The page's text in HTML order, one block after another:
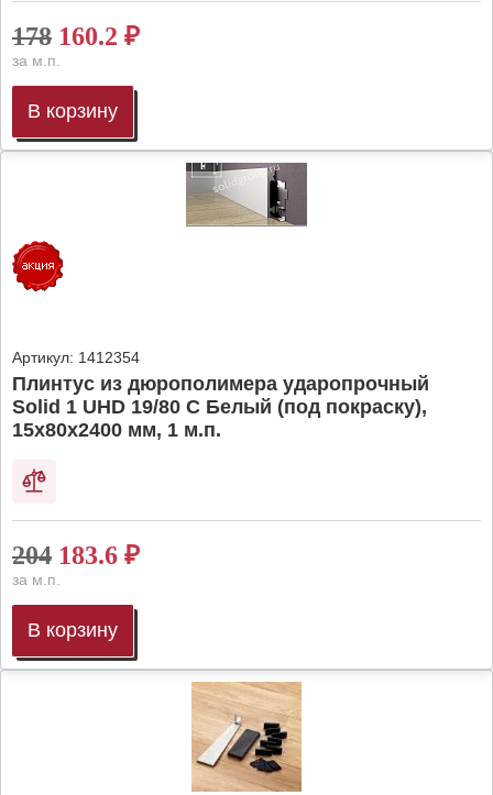
178 160.2 ₽
за м.п.
В корзину
Артикул: 1412354
Плинтус из дюрополимера ударопрочный
Solid 1 UHD 19/80 C Белый (под покраску),
15х80х2400 мм, 1 м.п.
204 183.6 ₽
за м.п.
В корзину